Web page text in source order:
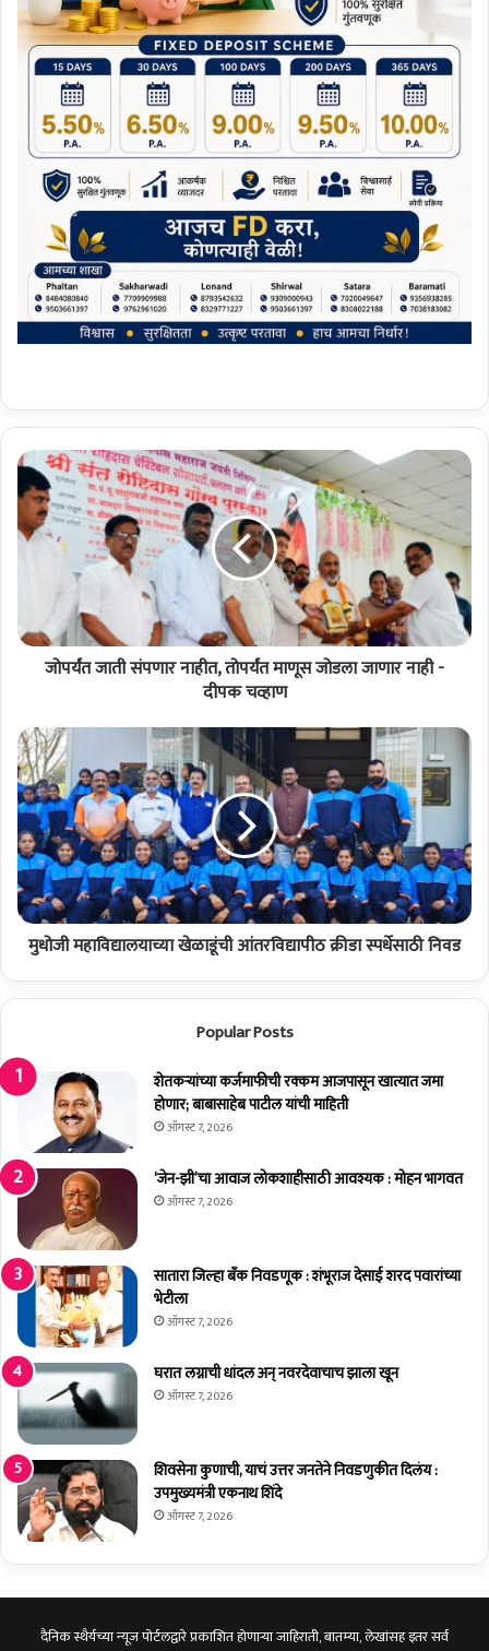
जो
र्यं
त
णा
त
,
तो
प
र्यं
त
मा
णू
स
जो
ला
र
ना
ही
प
क
व्हा
ण
जोपर्यंत जाती संपणार नाहीत, तोपर्यंत माणूस जोडला जाणार नाही -
दीपक चव्हाण
मु
धो
जी
म
हा
वि
द्या
ल
या
च्या
ळा
आं
त
र
पी
ठ
डा
स्प
र्धे
ठी
नि
व
ड
मुधोजी महाविद्यालयाच्या खेळाडूंची आंतरविद्यापीठ क्रीडा स्पर्धेसाठी निवड
Popular Posts
शेतकर्‍यांच्या कर्जमाफीची रक्कम आजपासून खात्यात जमा
होणार; बाबासाहेब पाटील यांची माहिती
ऑगस्ट 7, 2026
‘जेन-झी’चा आवाज लोकशाहीसाठी आवश्यक : मोहन भागवत
ऑगस्ट 7, 2026
सातारा जिल्हा बँक निवडणूक : शंभूराज देसाई शरद पवारांच्या
भेटीला
ऑगस्ट 7, 2026
घरात लग्नाची धांदल अन् नवरदेवाचाच झाला खून
ऑगस्ट 7, 2026
शिवसेना कुणाची, याचं उत्तर जनतेने निवडणुकीत दिलंय :
उपमुख्यमंत्री एकनाथ शिंदे
ऑगस्ट 7, 2026
दैनिक स्थैर्यच्या न्यूज पोर्टलद्वारे प्रकाशित होणाऱ्या जाहिराती, बातम्या, लेखांसह इतर सर्व